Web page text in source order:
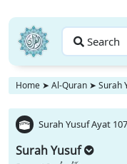
Search
Home ➤ Al-Quran ➤ Surah
Surah Yusuf Ayat
Surah Yusuf